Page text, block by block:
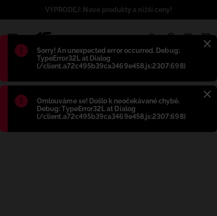
Błąd:
Sorry! An unexpected error occurred. Debug:
TypeError32L at Dialog
(/client.a72c495b39ca3469e458.js:2307:698)
Błąd:
Omlouváme se! Došlo k neočekávané chybě.
Debug: TypeError32L at Dialog
(/client.a72c495b39ca3469e458.js:2307:698)
VÝPRODEJ: Nové produkty a nižší ceny!